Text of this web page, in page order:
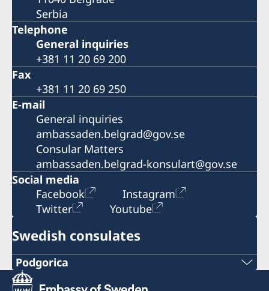
Serbia
Telephone
General inquiries
+381 11 20 69 200
Fax
+381 11 20 69 250
E-mail
General inquiries
ambassaden.belgrad@gov.se
Consular Matters
ambassaden.belgrad-konsulart@gov.se
Social media
Facebook
Instagram
Twitter
Youtube
Swedish consulates
Podgorica
Telephone: